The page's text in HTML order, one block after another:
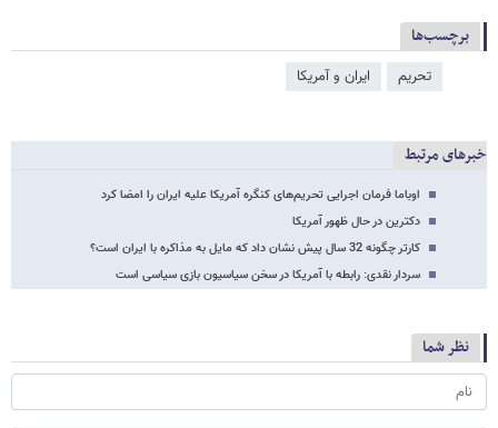
برچسب‌ها
تحریم ایران و آمریکا
خبرهای مرتبط
اوباما فرمان اجرایی تحریم‌های کنگره آمریکا علیه ایران را امضا کرد
دکترین در حال ظهور آمریکا
کارتر چگونه 32 سال پیش نشان داد که مایل به مذاکره با ایران است؟
سردار نقدی: رابطه با آمریکا در سخن سیاسیون بازی سیاسی است
نظر شما